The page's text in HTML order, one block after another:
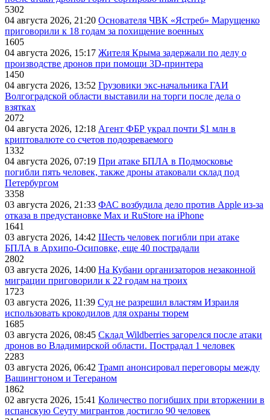
5302
04 августа 2026, 21:20 Основателя ЧВК «Ястреб» Марущенко
приговорили к 18 годам за похищение военных
1605
04 августа 2026, 15:17 Жителя Крыма задержали по делу о
производстве дронов при помощи 3D‑принтера
1450
04 августа 2026, 13:52 Грузовики экс-начальника ГАИ
Волгоградской области выставили на торги после дела о
взятках
2072
04 августа 2026, 12:18 Агент ФБР украл почти $1 млн в
криптовалюте со счетов подозреваемого
1332
04 августа 2026, 07:19 При атаке БПЛА в Подмосковье
погибли пять человек, также дроны атаковали склад под
Петербургом
3358
03 августа 2026, 21:33 ФАС возбудила дело против Apple из-за
отказа в предустановке Max и RuStore на iPhone
1641
03 августа 2026, 14:42 Шесть человек погибли при атаке
БПЛА в Архипо-Осиповке, еще 40 пострадали
2802
03 августа 2026, 14:00 На Кубани организаторов незаконной
миграции приговорили к 22 годам на троих
1723
03 августа 2026, 11:39 Суд не разрешил властям Израиля
использовать крокодилов для охраны тюрем
1685
03 августа 2026, 08:45 Склад Wildberries загорелся после атаки
дронов во Владимирской области. Пострадал 1 человек
2283
03 августа 2026, 06:42 Трамп анонсировал переговоры между
Вашингтоном и Тегераном
1862
02 августа 2026, 15:41 Количество погибших при вторжении в
испанскую Сеуту мигрантов достигло 90 человек